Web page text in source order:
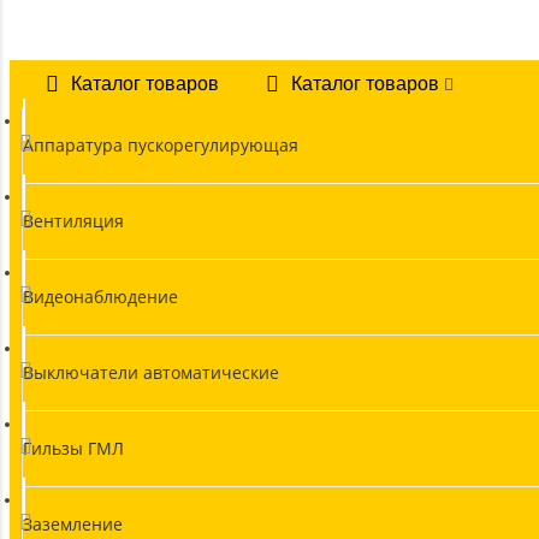
Каталог товаров Каталог товаров
Аппаратура пускорегулирующая
Вентиляция
Видеонаблюдение
Выключатели автоматические
Гильзы ГМЛ
Заземление